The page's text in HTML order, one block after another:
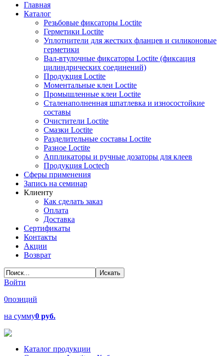
Главная
Каталог
Резьбовые фиксаторы Loctite
Герметики Loctite
Уплотнители для жестких фланцев и силиконовые
герметики
Вал-втулочные фиксаторы Loctite (фиксация
цилиндрических соединений)
Продукция Loctite
Моментальные клеи Loctite
Промышленные клеи Loctite
Сталенаполненная шпатлевка и износостойкие
составы
Очистители Loctite
Смазки Loctite
Разделительные составы Loctite
Разное Loctite
Аппликаторы и ручные дозаторы для клеев
Продукция Loctech
Сферы применения
Запись на семинар
Клиенту
Как сделать заказ
Оплата
Доставка
Сертификаты
Контакты
Акции
Возврат
Войти
0позиций
на сумму0 руб.
Каталог продукции